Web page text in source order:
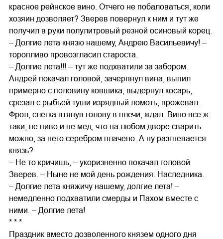
красное рейнское вино. Отчего не побаловаться, коли
хозяин дозволяет? Зверев повернул к ним и тут же
получил в руки полулитровый резной осиновый корец.
– Долгие лета князю нашему, Андрею Васильевичу! –
торопливо провозгласил староста.
– Долгие лета!!! – тут же подхватили за забором.
Андрей покачал головой, зачерпнул вина, выпил
примерно с половину ковшика, выдернул косарь,
срезал с рыбьей туши изрядный ломоть, прожевал.
Фрол, слегка втянув голову в плечи, ждал. Вино все ж
таки, не пиво и не мед, что на любом дворе сварить
можно, за него серебром плачено. А ну разгневается
князь?
– Не то кричишь, – укоризненно покачал головой
Зверев. – Ныне не мой день рождения. Наследника.
– Долгие лета княжичу нашему, долгие лета! –
немедленно подхватили смерды и Пахом вместе с
ними. – Долгие лета!
* * *
Праздник вместо дозволенного князем одного дня